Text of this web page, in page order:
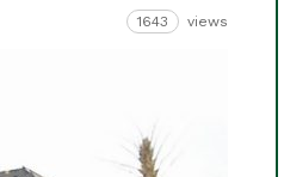
1643 views